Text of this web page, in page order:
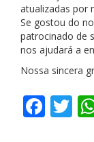
atualizadas por
Se gostou do
patrocinado de
nos ajudará a
Nossa sincera